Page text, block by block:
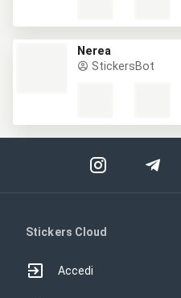
Nerea
StickersBot
Stickers Cloud
Accedi